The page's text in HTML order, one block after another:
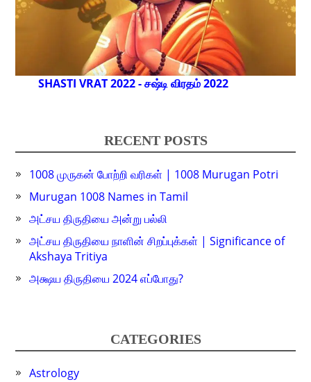
SHASTI VRAT 2022 - சஷ்டி விரதம் 2022
RECENT POSTS
1008 முருகன் போற்றி வரிகள் | 1008 Murugan Potri
Murugan 1008 Names in Tamil
அட்சய திருதியை அன்று பல்லி
அட்சய திருதியை நாளின் சிறப்புக்கள் | Significance of
Akshaya Tritiya
அக்ஷய திருதியை 2024 எப்போது?
CATEGORIES
Astrology